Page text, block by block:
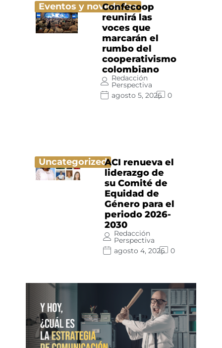
Eventos y novedades
Confecoop
reunirá las
voces que
marcarán el
rumbo del
cooperativismo
colombiano
Redacción
Perspectiva
agosto 5, 2026
0
UncategorizedACI renueva el
liderazgo de
su Comité de
Equidad de
Género para el
periodo 2026-
2030
Redacción
Perspectiva
agosto 4, 2026
0